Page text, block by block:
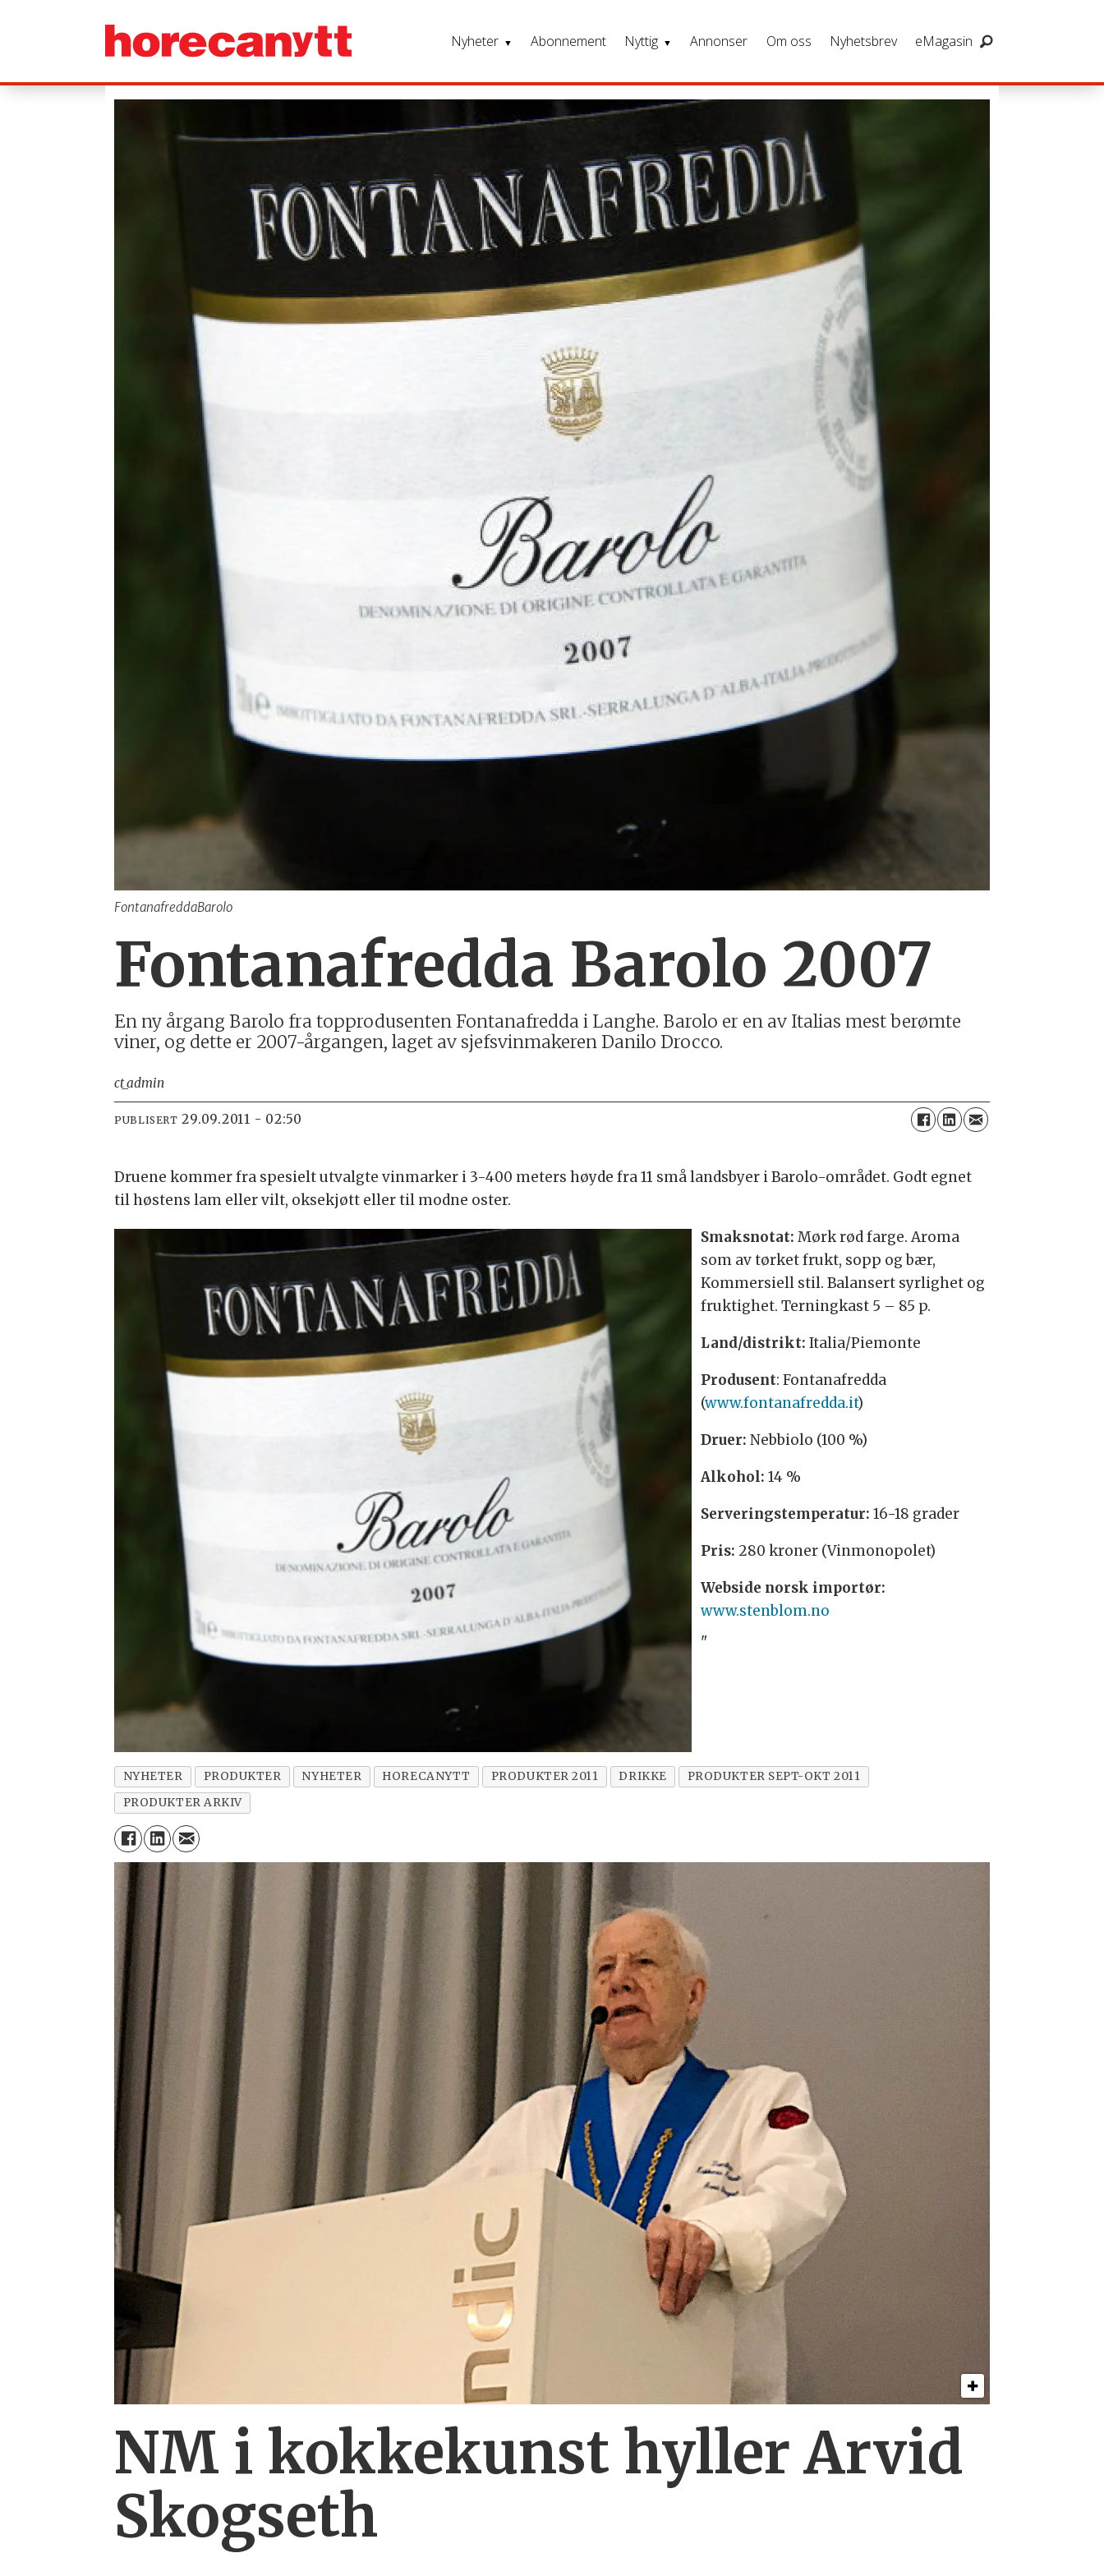
Nyheter Abonnement Nyttig Annonser Om oss Nyhetsbrev eMagasin
FontanafreddaBarolo
Fontanafredda Barolo 2007
En ny årgang Barolo fra topprodusenten Fontanafredda i Langhe. Barolo er en av Italias mest berømte
viner, og dette er 2007-årgangen, laget av sjefsvinmakeren Danilo Drocco.
ct_admin
PUBLISERT 29.09.2011 - 02:50
Druene kommer fra spesielt utvalgte vinmarker i 3-400 meters høyde fra 11 små landsbyer i Barolo-området. Godt egnet
til høstens lam eller vilt, oksekjøtt eller til modne oster.
Smaksnotat: Mørk rød farge. Aroma
som av tørket frukt, sopp og bær,
Kommersiell stil. Balansert syrlighet og
fruktighet. Terningkast 5 – 85 p.
Land/distrikt: Italia/Piemonte
Produsent: Fontanafredda
(www.fontanafredda.it)
Druer: Nebbiolo (100 %)
Alkohol: 14 %
Serveringstemperatur: 16-18 grader
Pris: 280 kroner (Vinmonopolet)
Webside norsk importør:
www.stenblom.no
"
NYHETER PRODUKTER NYHETER HORECANYTT PRODUKTER 2011 DRIKKE
PRODUKTER SEPT-OKT 2011
PRODUKTER ARKIV
NM i kokkekunst hyller Arvid
Skogseth